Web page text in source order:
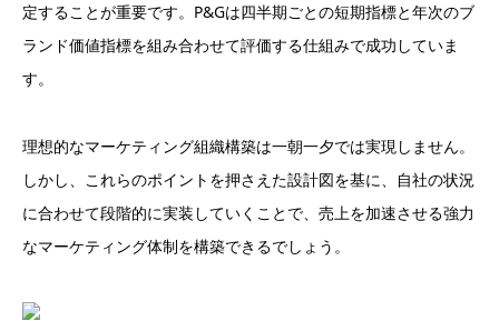
定することが重要です。P&Gは四半期ごとの短期指標と年次のブ
ランド価値指標を組み合わせて評価する仕組みで成功していま
す。
理想的なマーケティング組織構築は一朝一夕では実現しません。
しかし、これらのポイントを押さえた設計図を基に、自社の状況
に合わせて段階的に実装していくことで、売上を加速させる強力
なマーケティング体制を構築できるでしょう。